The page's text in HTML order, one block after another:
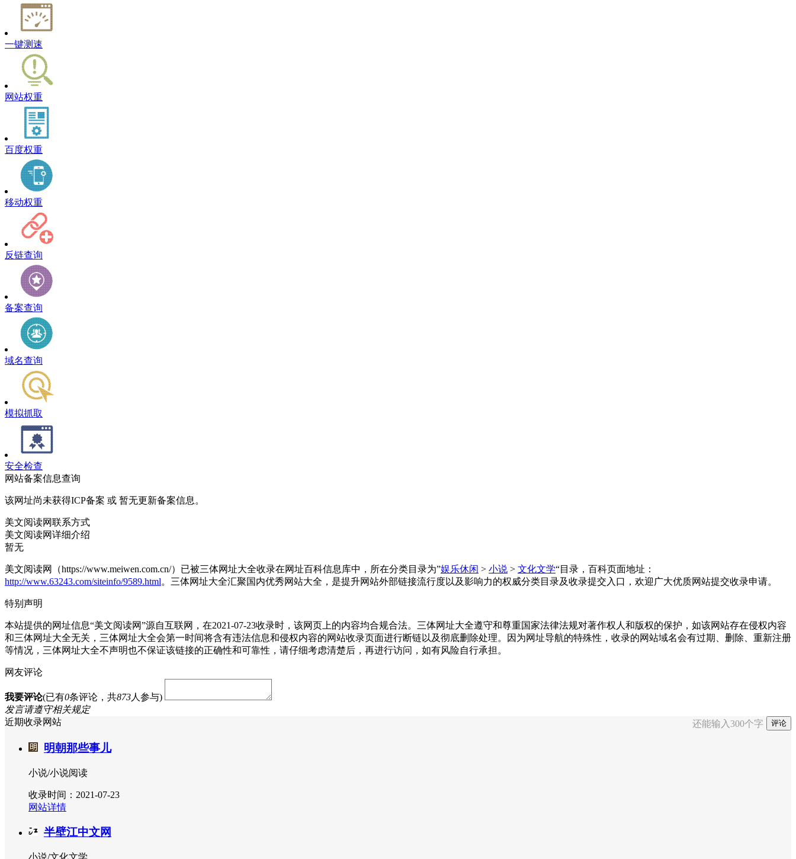
一键测速
网站权重
百度权重
移动权重
反链查询
备案查询
域名查询
模拟抓取
安全检查
网站备案信息查询
该网址尚未获得ICP备案 或 暂无更新备案信息。
美文阅读网联系方式
美文阅读网详细介绍
暂无
美文阅读网（https://www.meiwen.com.cn/）已被三体网址大全收录在网址百科信息库中，所在分类目录为”娱乐休闲 > 小说 > 文化文学“目录，百科页面地址：
http://www.63243.com/siteinfo/9589.html。三体网址大全汇聚国内优秀网站大全，是提升网站外部链接流行度以及影响力的权威分类目录及收录提交入口，欢迎广大优质网站提交收录申请。
特别声明
本站提供的网址信息“美文阅读网”源自互联网，在2021-07-23收录时，该网页上的内容均合规合法。三体网址大全遵守和尊重国家法律法规对著作权人和版权的保护，如该网站存在侵权内容
和三体网址大全无关，三体网址大全会第一时间将含有违法信息和侵权内容的网站收录页面进行断链以及彻底删除处理。因为网址导航的特殊性，收录的网站域名会有过期、删除、重新注册
等情况，三体网址大全不声明也不保证该链接的正确性和可靠性，请仔细考虑清楚后，再进行访问，如有风险自行承担。
网友评论
我要评论(已有0条评论，共873人参与)
发言请遵守相关规定
还能输入 300个字
近期收录网站
明朝那些事儿
小说/小说阅读
收录时间：2021-07-23
网站详情
半壁江中文网
小说/文化文学